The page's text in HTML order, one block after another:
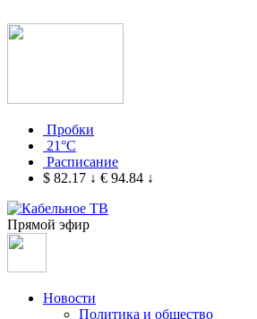
Пробки
21°C
Расписание
$ 82.17 ↓ € 94.84 ↓
Прямой эфир
Новости
Политика и общество